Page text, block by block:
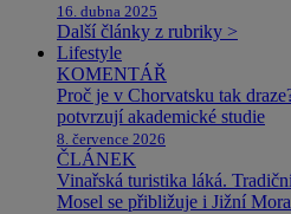
16. dubna 2025
Další články z rubriky >
Lifestyle
KOMENTÁŘ
Proč je v Chorvatsku tak
potvrzují akademické studie
8. července 2026
ČLÁNEK
Vinařská turistika láká.
Mosel se přibližuje i Jižní